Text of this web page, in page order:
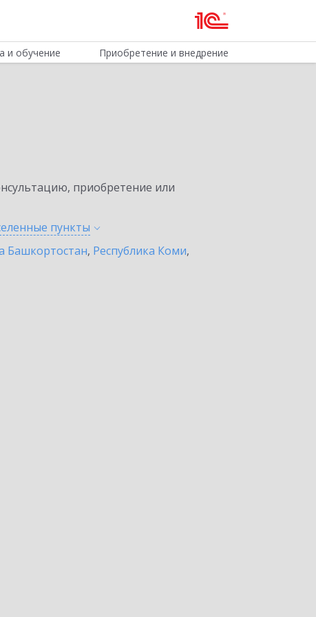
и обучение Приобретение и внедрение
приобретение или
пункты
Башкортостан, Республика Коми,